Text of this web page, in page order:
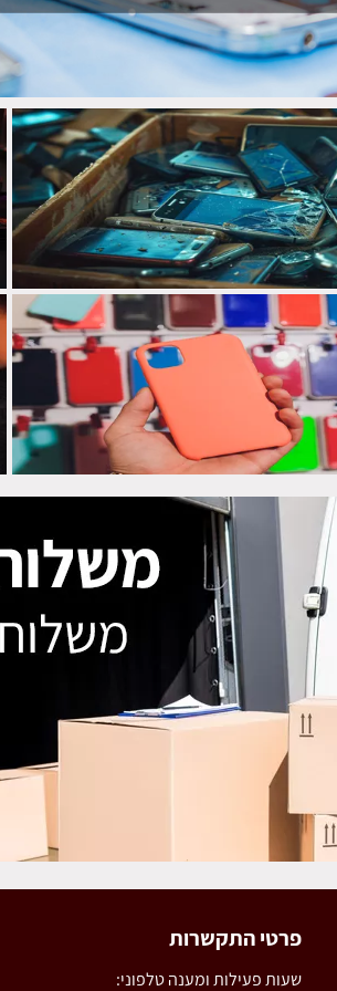
פרטי התקשרות
שעות פעילות ומענה טלפוני: